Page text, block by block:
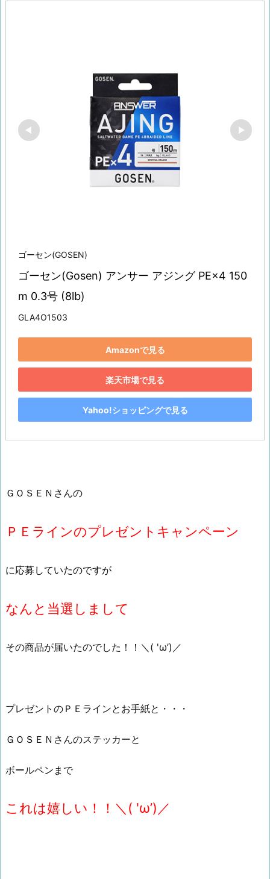
ゴーセン(GOSEN)
ゴーセン(Gosen) アンサー アジング PE×4 150
m 0.3号 (8lb)
GLA4O1503
Amazonで見る
楽天市場で見る
Yahoo!ショッピングで見る
ＧＯＳＥＮさんの
ＰＥラインのプレゼントキャンペーン
に応募していたのですが
なんと当選しまして
その商品が届いたのでした！！＼( 'ω’)／
プレゼントのＰＥラインとお手紙と・・・
ＧＯＳＥＮさんのステッカーと
ボールペンまで
これは嬉しい！！＼( 'ω’)／